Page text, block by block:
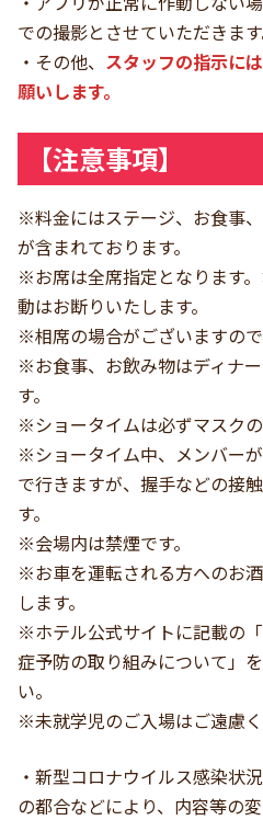
での撮影とさせていただきます
・その他、 スタッフの指示に
願いします。
【注意事項】
※料金にはステージ、お食事
が含まれております。
※お席は全席指定となります
動はお断りいたします。
※相席の場合がございますので
※お食事、お飲み物はディナ
す。
※ショータイムは必ずマスクの
※ショータイム中、メンバー
で行きますが、握手などの接
す。
※会場内は禁煙です。
※お車を運転される方へのお
します。
※ホテル公式サイトに記載の
症予防の取り組みについて」
い。
※未就学児のご入場はご遠慮く
・新型コロナウイルス感染状
の都合などにより、内容等の